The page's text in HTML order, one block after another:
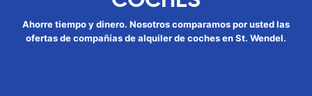
Ahorre tiempo y dinero. Nosotros comparamos por usted las
ofertas de compañías de alquiler de coches en St. Wendel.